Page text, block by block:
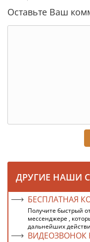
Оставьте Ваш
ДРУГИЕ НАШИ
БЕСПЛАТНАЯ
Получите быстрый
мессенджере ,
дальнейших
ВИДЕОЗВОНОК